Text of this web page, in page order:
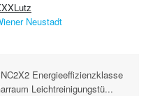
Neustadt
Energieeffizienzklasse
Leichtreinigungstü...